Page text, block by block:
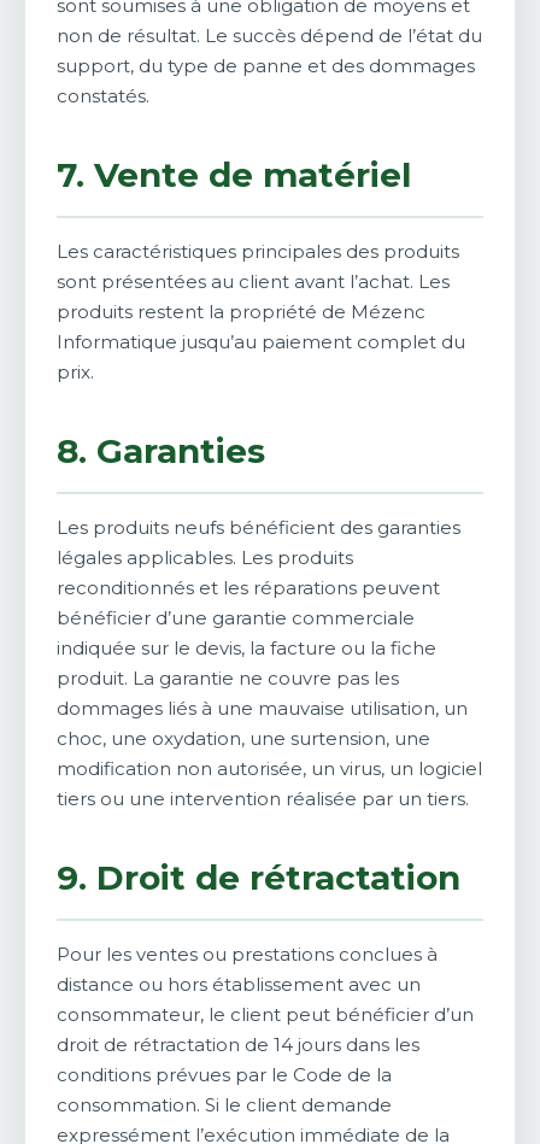
sont soumises à une obligation de moyens et
non de résultat. Le succès dépend de l’état du
support, du type de panne et des dommages
constatés.
7. Vente de matériel
Les caractéristiques principales des produits
sont présentées au client avant l’achat. Les
produits restent la propriété de Mézenc
Informatique jusqu’au paiement complet du
prix.
8. Garanties
Les produits neufs bénéficient des garanties
légales applicables. Les produits
reconditionnés et les réparations peuvent
bénéficier d’une garantie commerciale
indiquée sur le devis, la facture ou la fiche
produit. La garantie ne couvre pas les
dommages liés à une mauvaise utilisation, un
choc, une oxydation, une surtension, une
modification non autorisée, un virus, un logiciel
tiers ou une intervention réalisée par un tiers.
9. Droit de rétractation
Pour les ventes ou prestations conclues à
distance ou hors établissement avec un
consommateur, le client peut bénéficier d’un
droit de rétractation de 14 jours dans les
conditions prévues par le Code de la
consommation. Si le client demande
expressément l’exécution immédiate de la